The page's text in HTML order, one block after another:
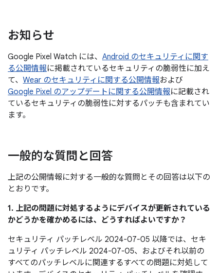
お知らせ
Google Pixel Watch には、 Android のセキュリティに関す
る公開情報に掲載されているセキュリティの脆弱性に加え
て、 Wear のセキュリティに関する公開情報および
Google Pixel のアップデートに関する公開情報に記載され
ているセキュリティの脆弱性に対するパッチも含まれてい
ます。
一般的な質問と回答
上記の公開情報に対する一般的な質問とその回答は以下の
とおりです。
1. 上記の問題に対処するようにデバイスが更新されている
かどうかを確かめるには、どうすればよいですか？
セキュリティ パッチレベル 2024-07-05 以降では、セキ
ュリティ パッチレベル 2024-07-05、およびそれ以前の
すべてのパッチレベルに関連するすべての問題に対処して